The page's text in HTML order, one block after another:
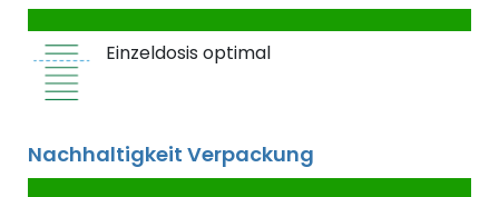
Einzeldosis optimal
Nachhaltigkeit Verpackung